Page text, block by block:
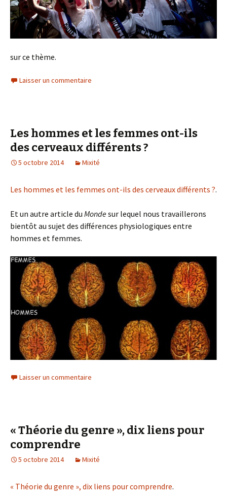
sur ce thème.
Laisser un commentaire
Les hommes et les femmes ont-ils
des cerveaux différents ?
5 octobre 2014 Mixité
Les hommes et les femmes ont-ils des cerveaux différents ?.
Et un autre article du Mondesur lequel nous travaillerons
bientôt au sujet des différences physiologiques entre
hommes et femmes.
Laisser un commentaire
« Théorie du genre », dix liens pour
comprendre
5 octobre 2014 Mixité
« Théorie du genre », dix liens pour comprendre.